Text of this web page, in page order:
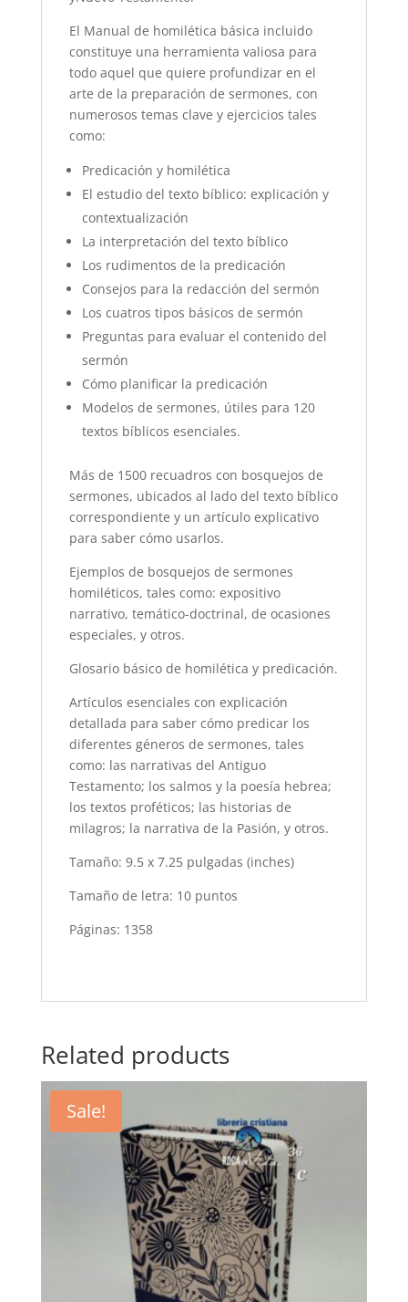
El Manual de homilética básica incluido
constituye una herramienta valiosa para
todo aquel que quiere profundizar en el
arte de la preparación de sermones, con
numerosos temas clave y ejercicios tales
como:
Predicación y homilética
El estudio del texto bíblico: explicación y
contextualización
La interpretación del texto bíblico
Los rudimentos de la predicación
Consejos para la redacción del sermón
Los cuatros tipos básicos de sermón
Preguntas para evaluar el contenido del
sermón
Cómo planificar la predicación
Modelos de sermones, útiles para 120
textos bíblicos esenciales.
Más de 1500 recuadros con bosquejos de
sermones, ubicados al lado del texto bíblico
correspondiente y un artículo explicativo
para saber cómo usarlos.
Ejemplos de bosquejos de sermones
homiléticos, tales como: expositivo
narrativo, temático-doctrinal, de ocasiones
especiales, y otros.
Glosario básico de homilética y predicación.
Artículos esenciales con explicación
detallada para saber cómo predicar los
diferentes géneros de sermones, tales
como: las narrativas del Antiguo
Testamento; los salmos y la poesía hebrea;
los textos proféticos; las historias de
milagros; la narrativa de la Pasión, y otros.
Tamaño: 9.5 x 7.25 pulgadas (inches)
Tamaño de letra: 10 puntos
Páginas: 1358
Related products
Sale!